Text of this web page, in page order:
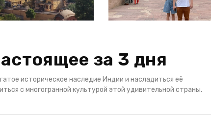
за 3 дня
историческое наследие Индии и насладиться её
с многогранной культурой этой удивительной страны.